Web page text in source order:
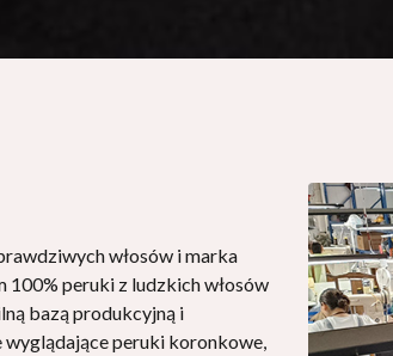
włosów i marka
100% peruki z ludzkich włosów
bazą produkcyjną i
peruki koronkowe,